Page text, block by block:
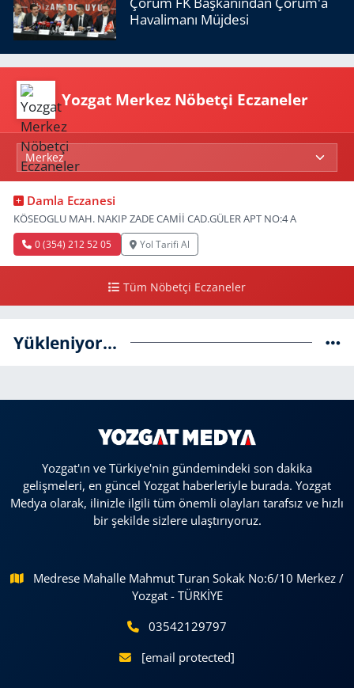
Havalimanı Müjdesi
Yozgat Merkez Nöbetçi Eczaneler
Damla Eczanesi
KÖSEOGLU MAH. NAKIP ZADE CAMİİ CAD.GÜLER APT NO:4 A
0 (354) 212 52 05 Yol Tarifi Al
Tüm Nöbetçi Eczaneler
Yükleniyor...
Yozgat'ın ve Türkiye'nin gündemindeki son dakika
gelişmeleri, en güncel Yozgat haberleriyle burada. Yozgat
Medya olarak, ilinizle ilgili tüm önemli olayları tarafsız ve hızlı
bir şekilde sizlere ulaştırıyoruz.
Medrese Mahalle Mahmut Turan Sokak No:6/10 Merkez /
Yozgat - TÜRKİYE
03542129797
[email protected]